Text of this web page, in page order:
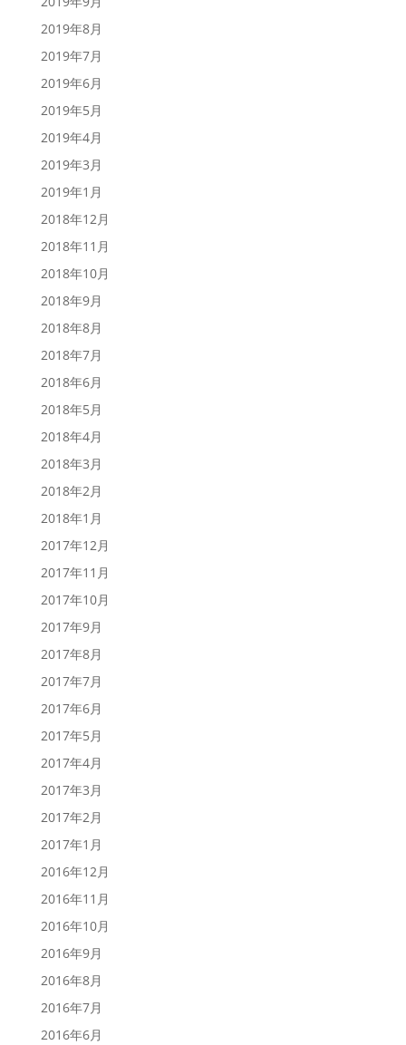
2019年8月
2019年7月
2019年6月
2019年5月
2019年4月
2019年3月
2019年1月
2018年12月
2018年11月
2018年10月
2018年9月
2018年8月
2018年7月
2018年6月
2018年5月
2018年4月
2018年3月
2018年2月
2018年1月
2017年12月
2017年11月
2017年10月
2017年9月
2017年8月
2017年7月
2017年6月
2017年5月
2017年4月
2017年3月
2017年2月
2017年1月
2016年12月
2016年11月
2016年10月
2016年9月
2016年8月
2016年7月
2016年6月